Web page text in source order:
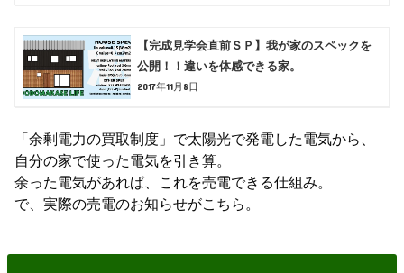
【完成見学会直前ＳＰ】我が家のスペックを
公開！！違いを体感できる家。
2017年11月8日
「余剰電力の買取制度」で太陽光で発電した電気から、
自分の家で使った電気を引き算。
余った電気があれば、これを売電できる仕組み。
で、実際の売電のお知らせがこちら。